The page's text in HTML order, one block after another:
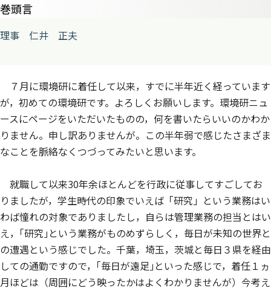
巻頭言
理事 仁井 正夫
７月に環境研に着任して以来，すでに半年近く経っています
が，初めての環境研です。よろしくお願いします。環境研ニュ
ースにページをいただいたものの，何を書いたらいいのかわか
りません。申し訳ありませんが。この半年弱で感じたさまざま
なことを脈絡なくつづってみたいと思います。
就職して以来30年余ほとんどを行政に従事してすごしてお
りましたが，学生時代の印象でいえば「研究」という業務はい
わば憧れの対象でありましたし，自らは管理業務の担当とはい
え，｢研究｣という業務がものめずらしく，毎日が未知の世界と
の遭遇という感じでした。千葉，埼玉，茨城と毎日３県を経由
しての通勤ですので，｢毎日が遠足｣といった感じで，着任１ヵ
月ほどは（周囲にどう映ったかはよくわかりませんが）今考え